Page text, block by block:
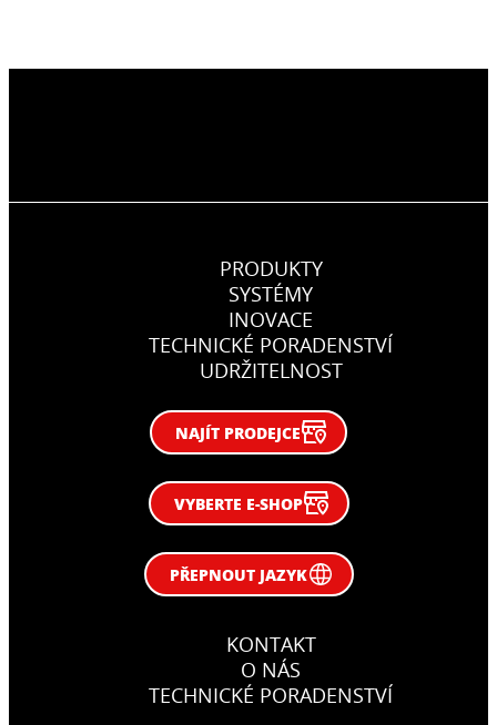
PRODUKTY
SYSTÉMY
INOVACE
TECHNICKÉ PORADENSTVÍ
UDRŽITELNOST
NAJÍT PRODEJCE
VYBERTE E-SHOP
PŘEPNOUT JAZYK
KONTAKT
O NÁS
TECHNICKÉ PORADENSTVÍ